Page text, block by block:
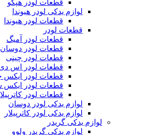
قطعات لودر هپکو
لوازم یدکی لودر هیوندا
قطعات لودر هیوندا
قطعات لودر
قطعات لودر آمیگ
قطعات لودر دوسان
قطعات لودر چینی
قطعات لودر اس دی ال جی
قطعات لودر ایکس جی ام ای
قطعات لودر ایکس سی ام جی xcmg
قطعات لودر کاترپیلار
لوازم یدکی لودر دوسان
لوازم یدکی لودر کاترپیلار
لوازم یدکی گریدر
لوازم یدکی گریدر ولوو